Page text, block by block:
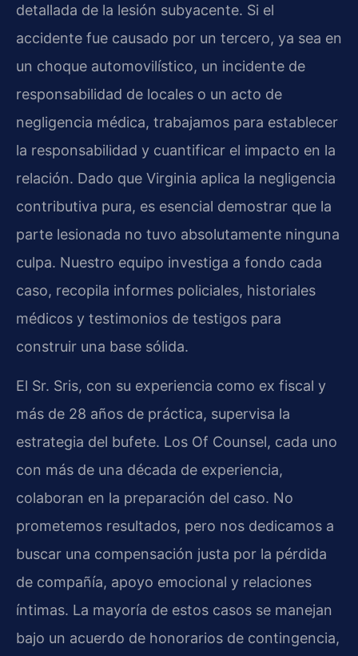
detallada de la lesión subyacente. Si el
accidente fue causado por un tercero, ya sea en
un choque automovilístico, un incidente de
responsabilidad de locales o un acto de
negligencia médica, trabajamos para establecer
la responsabilidad y cuantificar el impacto en la
relación. Dado que Virginia aplica la negligencia
contributiva pura, es esencial demostrar que la
parte lesionada no tuvo absolutamente ninguna
culpa. Nuestro equipo investiga a fondo cada
caso, recopila informes policiales, historiales
médicos y testimonios de testigos para
construir una base sólida.
El Sr. Sris, con su experiencia como ex fiscal y
más de 28 años de práctica, supervisa la
estrategia del bufete. Los Of Counsel, cada uno
con más de una década de experiencia,
colaboran en la preparación del caso. No
prometemos resultados, pero nos dedicamos a
buscar una compensación justa por la pérdida
de compañía, apoyo emocional y relaciones
íntimas. La mayoría de estos casos se manejan
bajo un acuerdo de honorarios de contingencia,